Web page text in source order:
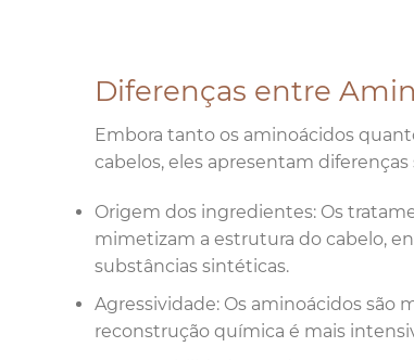
Diferenças entre
Embora tanto os aminoácidos
cabelos, eles apresentam diferenças
Origem dos ingredientes: Os
mimetizam a estrutura do cabelo,
substâncias sintéticas.
Agressividade: Os aminoácidos são
reconstrução química é mais